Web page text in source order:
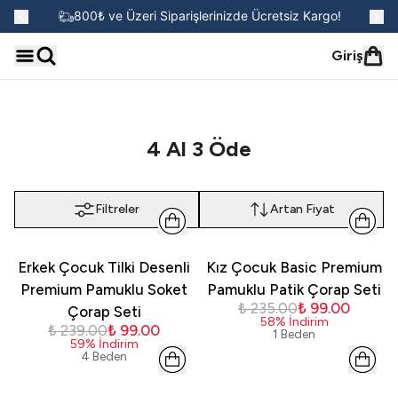
800₺ ve Üzeri Siparişlerinizde Ücretsiz Kargo!
Giriş
4 Al 3 Öde
Filtreler Artan Fiyat
Erkek Çocuk Tilki Desenli
Premium Pamuklu Soket
Çorap Seti
₺ 239.00₺ 99.00
59% İndirim
4 Beden
Kız Çocuk Basic Premium
Pamuklu Patik Çorap Seti
₺ 235.00₺ 99.00
58% İndirim
1 Beden